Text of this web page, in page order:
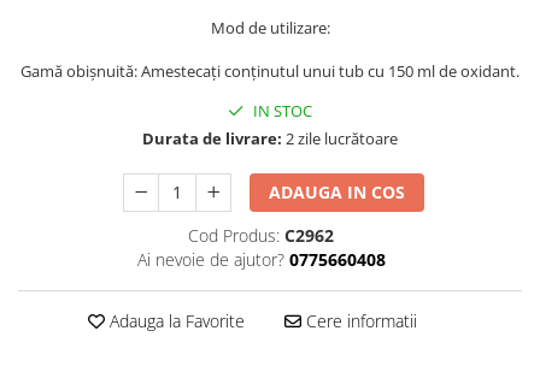
Tratamente
Mod de utilizare:
Gamă obișnuită: Amestecați conținutul unui tub cu 150 ml de oxidant.
IN STOC
Durata de livrare: 2 zile lucrătoare
ADAUGA IN COS
Cod Produs: C2962
Ai nevoie de ajutor? 0775660408
Adauga la Favorite Cere informatii